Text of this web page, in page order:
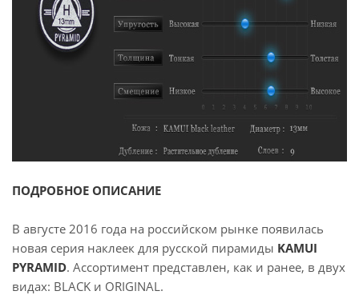
ПОДРОБНОЕ ОПИСАНИЕ
В августе 2016 года на российском рынке появилась
новая серия наклеек для русской пирамиды KAMUI
PYRAMID. Ассортимент представлен, как и ранее, в двух
видах: BLACK и ORIGINAL.